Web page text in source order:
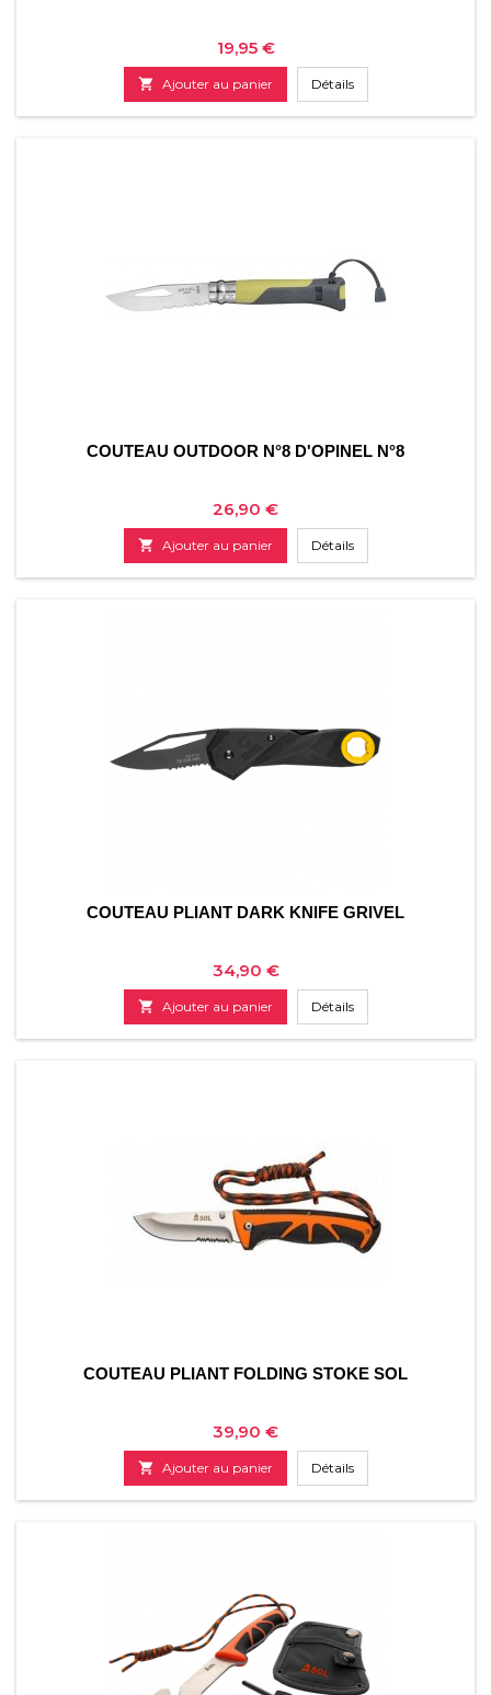
Prix
19,95 €
 Ajouter au panier Détails
COUTEAU OUTDOOR N°8 D'OPINEL N°8
Prix
26,90 €
 Ajouter au panier Détails
COUTEAU PLIANT DARK KNIFE GRIVEL
Prix
34,90 €
 Ajouter au panier Détails
COUTEAU PLIANT FOLDING STOKE SOL
Prix
39,90 €
 Ajouter au panier Détails